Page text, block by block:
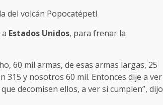
del volcán Popocatépetl
Estados Unidos, para frenar la
60 mil armas, de esas armas largas, 25
y nosotros 60 mil. Entonces dije a ver
decomisen ellos, a ver si cumplen”, dijo